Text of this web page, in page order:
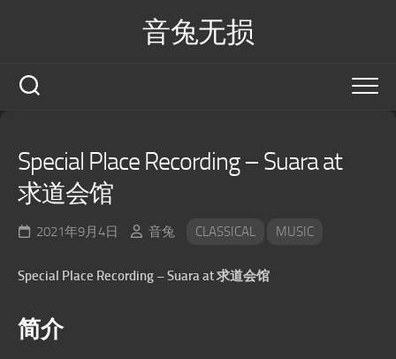
音兔无损
Special Place Recording – Suara at
求道会馆
2021年9月4日 音兔 CLASSICAL MUSIC
Special Place Recording – Suara at 求道会馆
简介